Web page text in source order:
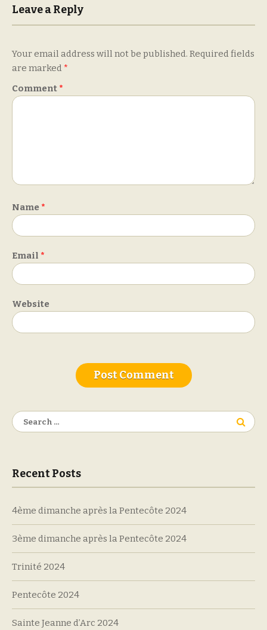
Leave a Reply
Your email address will not be published. Required fields
are marked *
Comment *
Name *
Email *
Website
Search
for:
Recent Posts
4ème dimanche après la Pentecôte 2024
3ème dimanche après la Pentecôte 2024
Trinité 2024
Pentecôte 2024
Sainte Jeanne d’Arc 2024